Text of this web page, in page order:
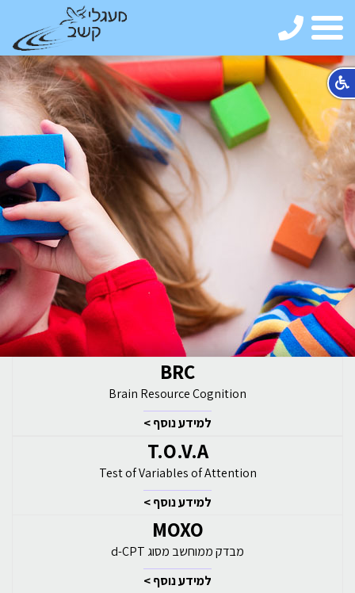
BRC
Brain Resource Cognition
למידע נוסף >
T.O.V.A
Test of Variables of Attention
למידע נוסף >
MOXO
מבדק ממוחשב מסוג d-CPT
למידע נוסף >